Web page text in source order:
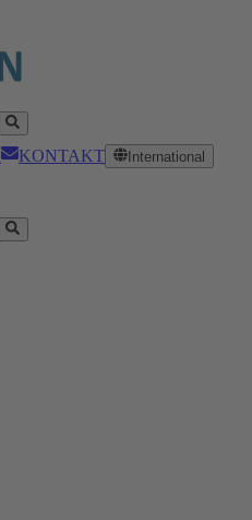
KONTAKT
International